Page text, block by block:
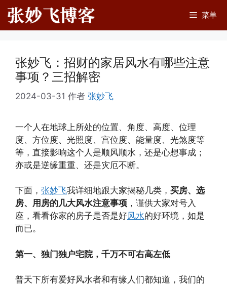
跳
至
内
菜单
张妙飞：招财的家居风水有哪些注意
事项？三招解密
2024-03-31 作者 张妙飞
一个人在地球上所处的位置、角度、高度、位理
度、方位度、光照度、宫位度、能量度、光煞度等
等，直接影响这个人是顺风顺水，还是心想事成；
亦或是逆缘重重、还是灾厄不断。
下面， 张妙飞我详细地跟大家揭秘几类， 买房、选
房、用房的几大风水注意事项 ，谨供大家对号入
座，看看你家的房子是否是好风水的好环境，如是
而已。
第一、独门独户宅院，千万不可右高左低
普天下所有爱好风水者和有缘人们都知道，我们的